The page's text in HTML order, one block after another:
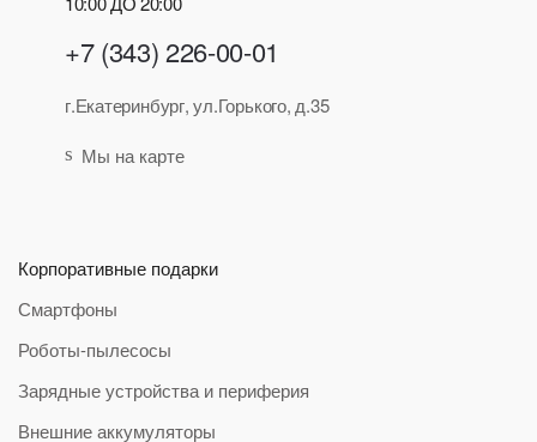
+7 (343) 226-00-01
г.Екатеринбург, ул.Горького, д.35
Мы на карте
Корпоративные подарки
Смартфоны
Роботы-пылесосы
Зарядные устройства и периферия
Внешние аккумуляторы